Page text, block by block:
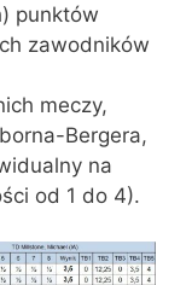
punktów
zawodników
meczy,
Bergera,
na
od 1 do 4).